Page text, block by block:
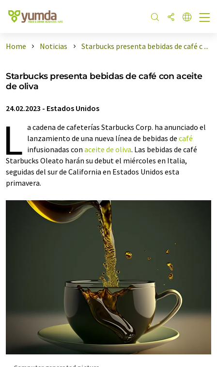
Home Noticias Starbucks presenta bebidas de café c ...
Starbucks presenta bebidas de café con aceite
de oliva
24.02.2023 - Estados Unidos
L a cadena de cafeterías Starbucks Corp. ha anunciado el
lanzamiento de una nueva línea de bebidas de café
infusionadas con aceite de oliva. Las bebidas de café
Starbucks Oleato harán su debut el miércoles en Italia,
seguidas del sur de California en Estados Unidos esta
primavera.